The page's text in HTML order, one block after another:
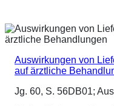
Auswirkungen von
auf ärztliche
Jg. 60, S. 56DB01;